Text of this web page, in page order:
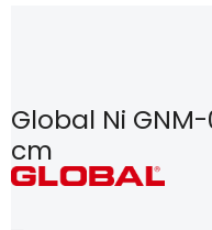
Global Ni
cm